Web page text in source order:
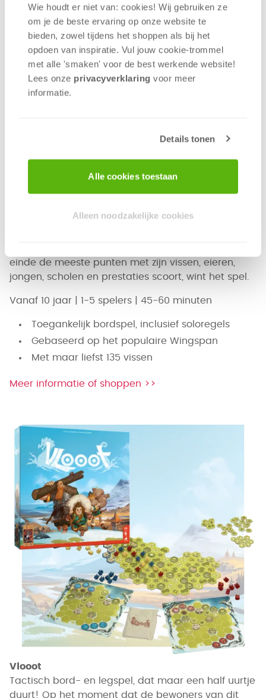
Wie houdt er niet van: cookies! Wij gebruiken ze
om je de beste ervaring op onze website te
bieden, zowel tijdens het shoppen als bij het
opdoen van inspiratie. Vul jouw cookie-trommel
met alle 'smaken' voor de best werkende website​!
Lees onze privacyverklaring voor meer
informatie.
Details tonen
Alle cookies toestaan
Alleen noodzakelijke cookies
Finspan
naar het zeeleven in de vele zeeën en oceanen van
einde de meeste punten met zijn vissen, eieren,
jongen, scholen en prestaties scoort, wint het spel.
Vanaf 10 jaar | 1-5 spelers | 45-60 minuten
Toegankelijk bordspel, inclusief soloregels
Gebaseerd op het populaire Wingspan
Met maar liefst 135 vissen
Meer informatie of shoppen >>
Vlooot
Tactisch bord- en legspel, dat maar een half uurtje
duurt! Op het moment dat de bewoners van dit